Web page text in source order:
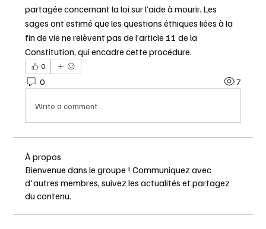
partagée concernant la loi sur l’aide à mourir. Les
sages ont estimé que les questions éthiques liées à la
fin de vie ne relèvent pas de l’article 11 de la
Constitution, qui encadre cette procédure.
0
0 7
Write a comment...
À propos
Bienvenue dans le groupe ! Communiquez avec
d'autres membres, suivez les actualités et partagez
du contenu.